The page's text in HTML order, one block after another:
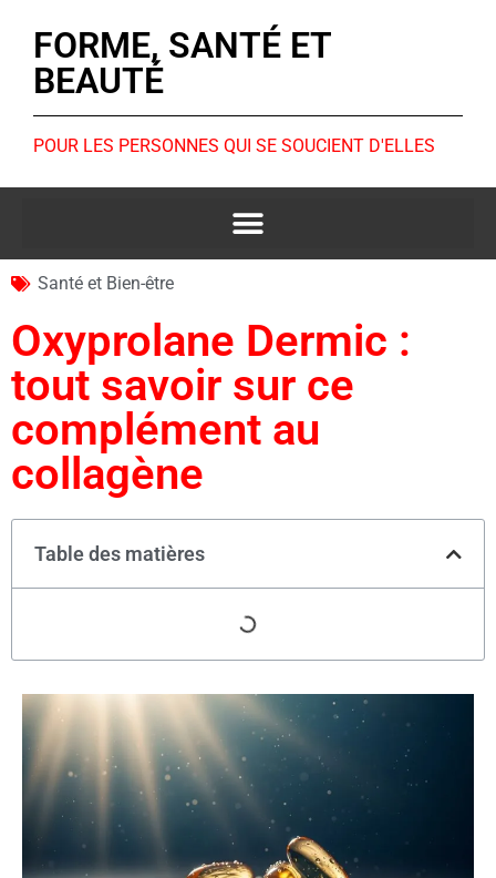
FORME, SANTÉ ET
BEAUTÉ
POUR LES PERSONNES QUI SE SOUCIENT D'ELLES
Santé et Bien-être
Oxyprolane Dermic :
tout savoir sur ce
complément au
collagène
Table des matières